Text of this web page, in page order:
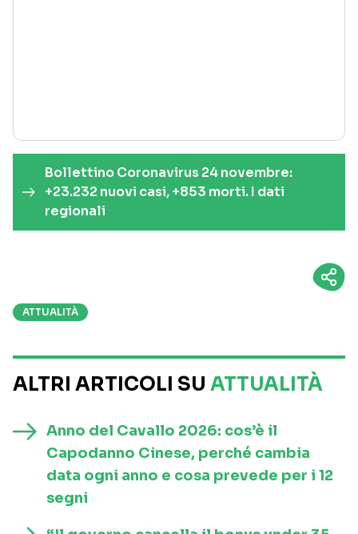
Bollettino Coronavirus 24 novembre:
+23.232 nuovi casi, +853 morti. I dati
regionali
ATTUALITÀ
ALTRI ARTICOLI SU ATTUALITÀ
Anno del Cavallo 2026: cos’è il
Capodanno Cinese, perché cambia
data ogni anno e cosa prevede per i 12
segni